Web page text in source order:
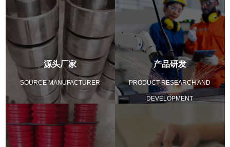
源头厂家
SOURCE MANUFACTURER
产品研发
PRODUCT RESEARCH AND
DEVELOPMENT